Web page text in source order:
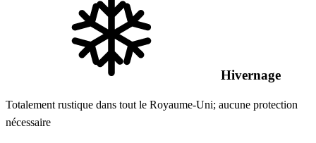
Hivernage
Totalement rustique dans tout le Royaume-Uni; aucune protection
nécessaire